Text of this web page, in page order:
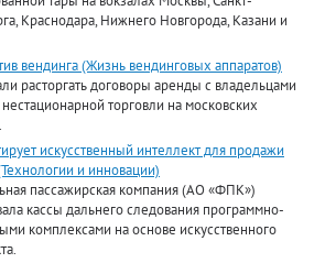
Краснодара, Нижнего Новгорода, Казани и
вендинга (Жизнь вендинговых аппаратов)
расторгать договоры аренды с владельцами
торговли на московских
искусственный интеллект для продажи
и инновации)
пассажирская компания (АО «ФПК»)
кассы дальнего следования программно-
комплексами на основе искусственного